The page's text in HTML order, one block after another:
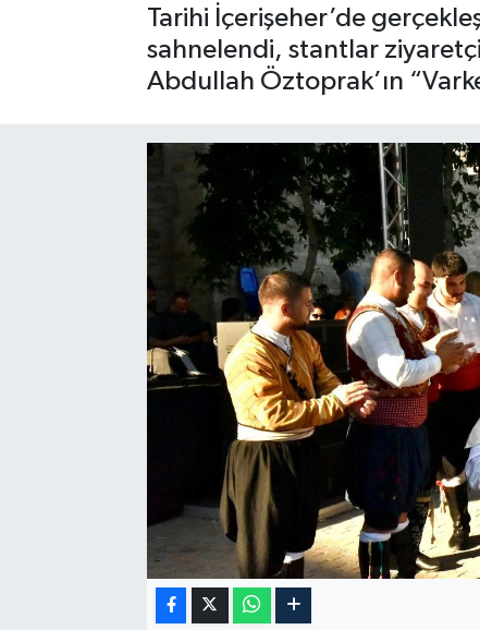
Tarihi İçerişeher’de
sahnelendi, stantlar
Abdullah Öztoprak’ın